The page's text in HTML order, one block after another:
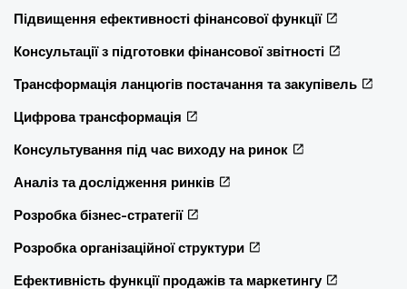
Підвищення ефективності фінансової функції
Консультації з підготовки фінансової звітності
Трансформація ланцюгів постачання та закупівель
Цифрова трансформація
Консультування під час виходу на ринок
Аналіз та дослідження ринків
Розробка бізнес-стратегії
Розробка організаційної структури
Ефективність функції продажів та маркетингу